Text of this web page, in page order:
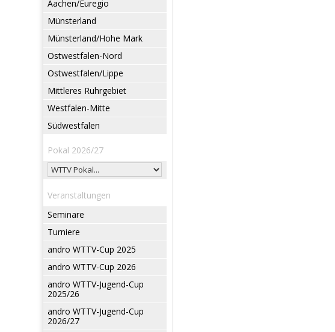
Aachen/Euregio
Münsterland
Münsterland/Hohe Mark
Ostwestfalen-Nord
Ostwestfalen/Lippe
Mittleres Ruhrgebiet
Westfalen-Mitte
Südwestfalen
Pokal 2026/27
Veranstaltungen
Seminare
Turniere
andro WTTV-Cup 2025
andro WTTV-Cup 2026
andro WTTV-Jugend-Cup
2025/26
andro WTTV-Jugend-Cup
2026/27